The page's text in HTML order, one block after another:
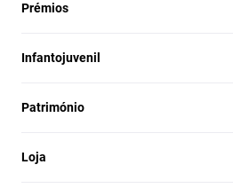
Prémios
Infantojuvenil
Património
Loja